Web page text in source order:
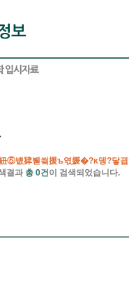
⑤뱺肄붿씤援ъ엯媛�?κ뎅?닿
결과 총 0건이 검색되었습니다.